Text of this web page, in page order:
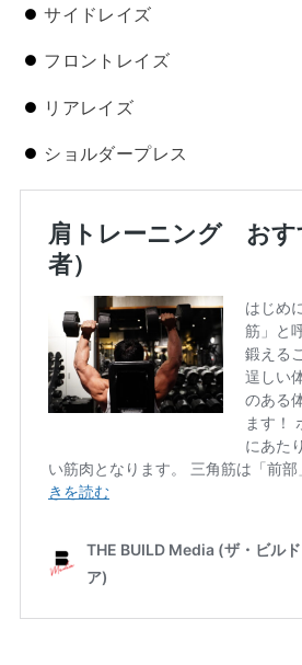
サイドレイズ
フロントレイズ
リアレイズ
ショルダープレス